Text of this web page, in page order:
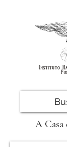
A Casa